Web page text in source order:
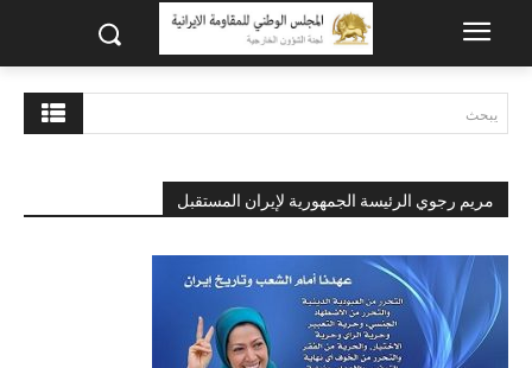
يبحث
مريم رجوي الرئيسة الجمهورية لإيران المستقبل